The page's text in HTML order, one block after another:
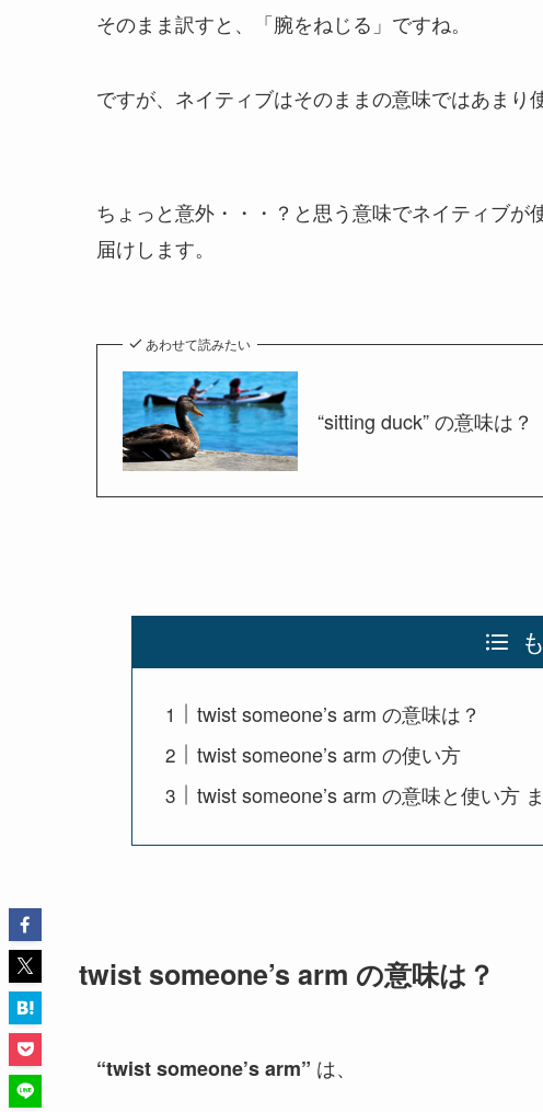
そのまま訳すと、「腕をねじる」ですね。
ですが、ネイティブはそのままの意味ではあまり
ちょっと意外・・・？と思う意味でネイティブが
届けします。
あわせて読みたい
“sitting duck” の意味は
twist someone’s arm の意味は？
twist someone’s arm の使い方
twist someone’s arm の意味と使い方
twist someone’s arm の意味は？
“twist someone’s arm” は、